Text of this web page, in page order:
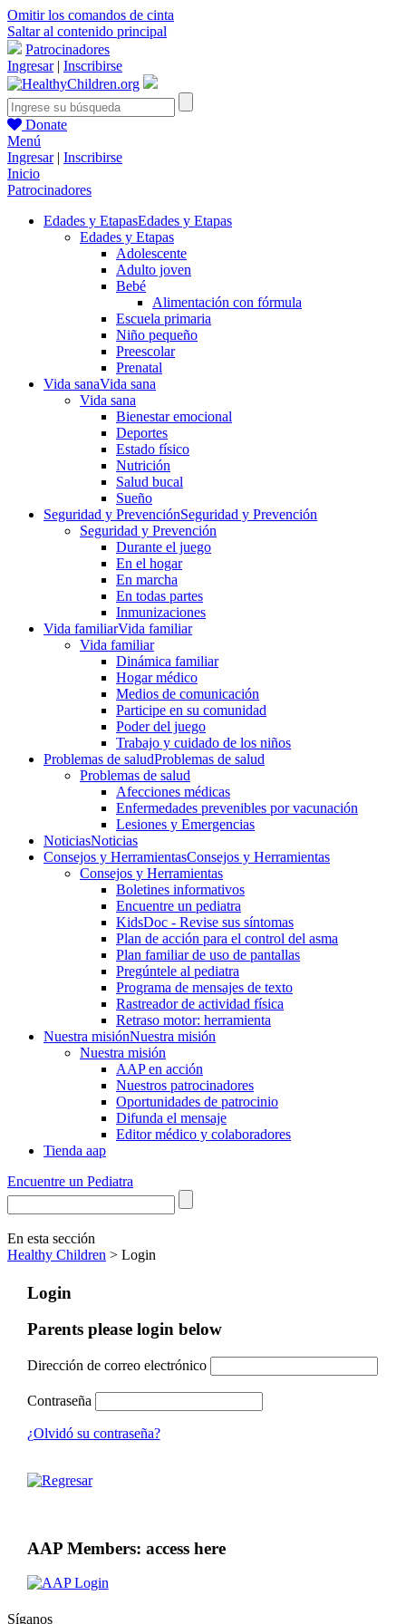
Omitir los comandos de cinta
Saltar al contenido principal
Patrocinadores
Ingresar| Inscribirse
Donate
Menú
Ingresar| Inscribirse
Inicio
Patrocinadores
Edades y EtapasEdades y Etapas
Edades y Etapas
Adolescente
Adulto joven
Bebé
Alimentación con fórmula
Escuela primaria
Niño pequeño
Preescolar
Prenatal
Vida sanaVida sana
Vida sana
Bienestar emocional
Deportes
Estado físico
Nutrición
Salud bucal
Sueño
Seguridad y PrevenciónSeguridad y Prevención
Seguridad y Prevención
Durante el juego
En el hogar
En marcha
En todas partes
Inmunizaciones
Vida familiarVida familiar
Vida familiar
Dinámica familiar
Hogar médico
Medios de comunicación
Participe en su comunidad
Poder del juego
Trabajo y cuidado de los niños
Problemas de saludProblemas de salud
Problemas de salud
Afecciones médicas
Enfermedades prevenibles por vacunación
Lesiones y Emergencias
NoticiasNoticias
Consejos y HerramientasConsejos y Herramientas
Consejos y Herramientas
Boletines informativos
Encuentre un pediatra
KidsDoc - Revise sus síntomas
Plan de acción para el control del asma
Plan familiar de uso de pantallas
Pregúntele al pediatra
Programa de mensajes de texto
Rastre​​ador de activida​d física
Retraso motor: herramienta
Nuestra misiónNuestra misión
Nuestra misión
AAP en acción
Nuestros patrocinadores
Oportunidades de patrocinio
Difunda el mensaje
Editor médico y colaboradores
Tienda aap
Encuentre un Pediatra
En esta sección
Healthy Children > Login
Login
Parents please login below
Dirección de correo electrónico
Contraseña
¿Olvidó su contraseña?
AAP Members: access here
Síganos